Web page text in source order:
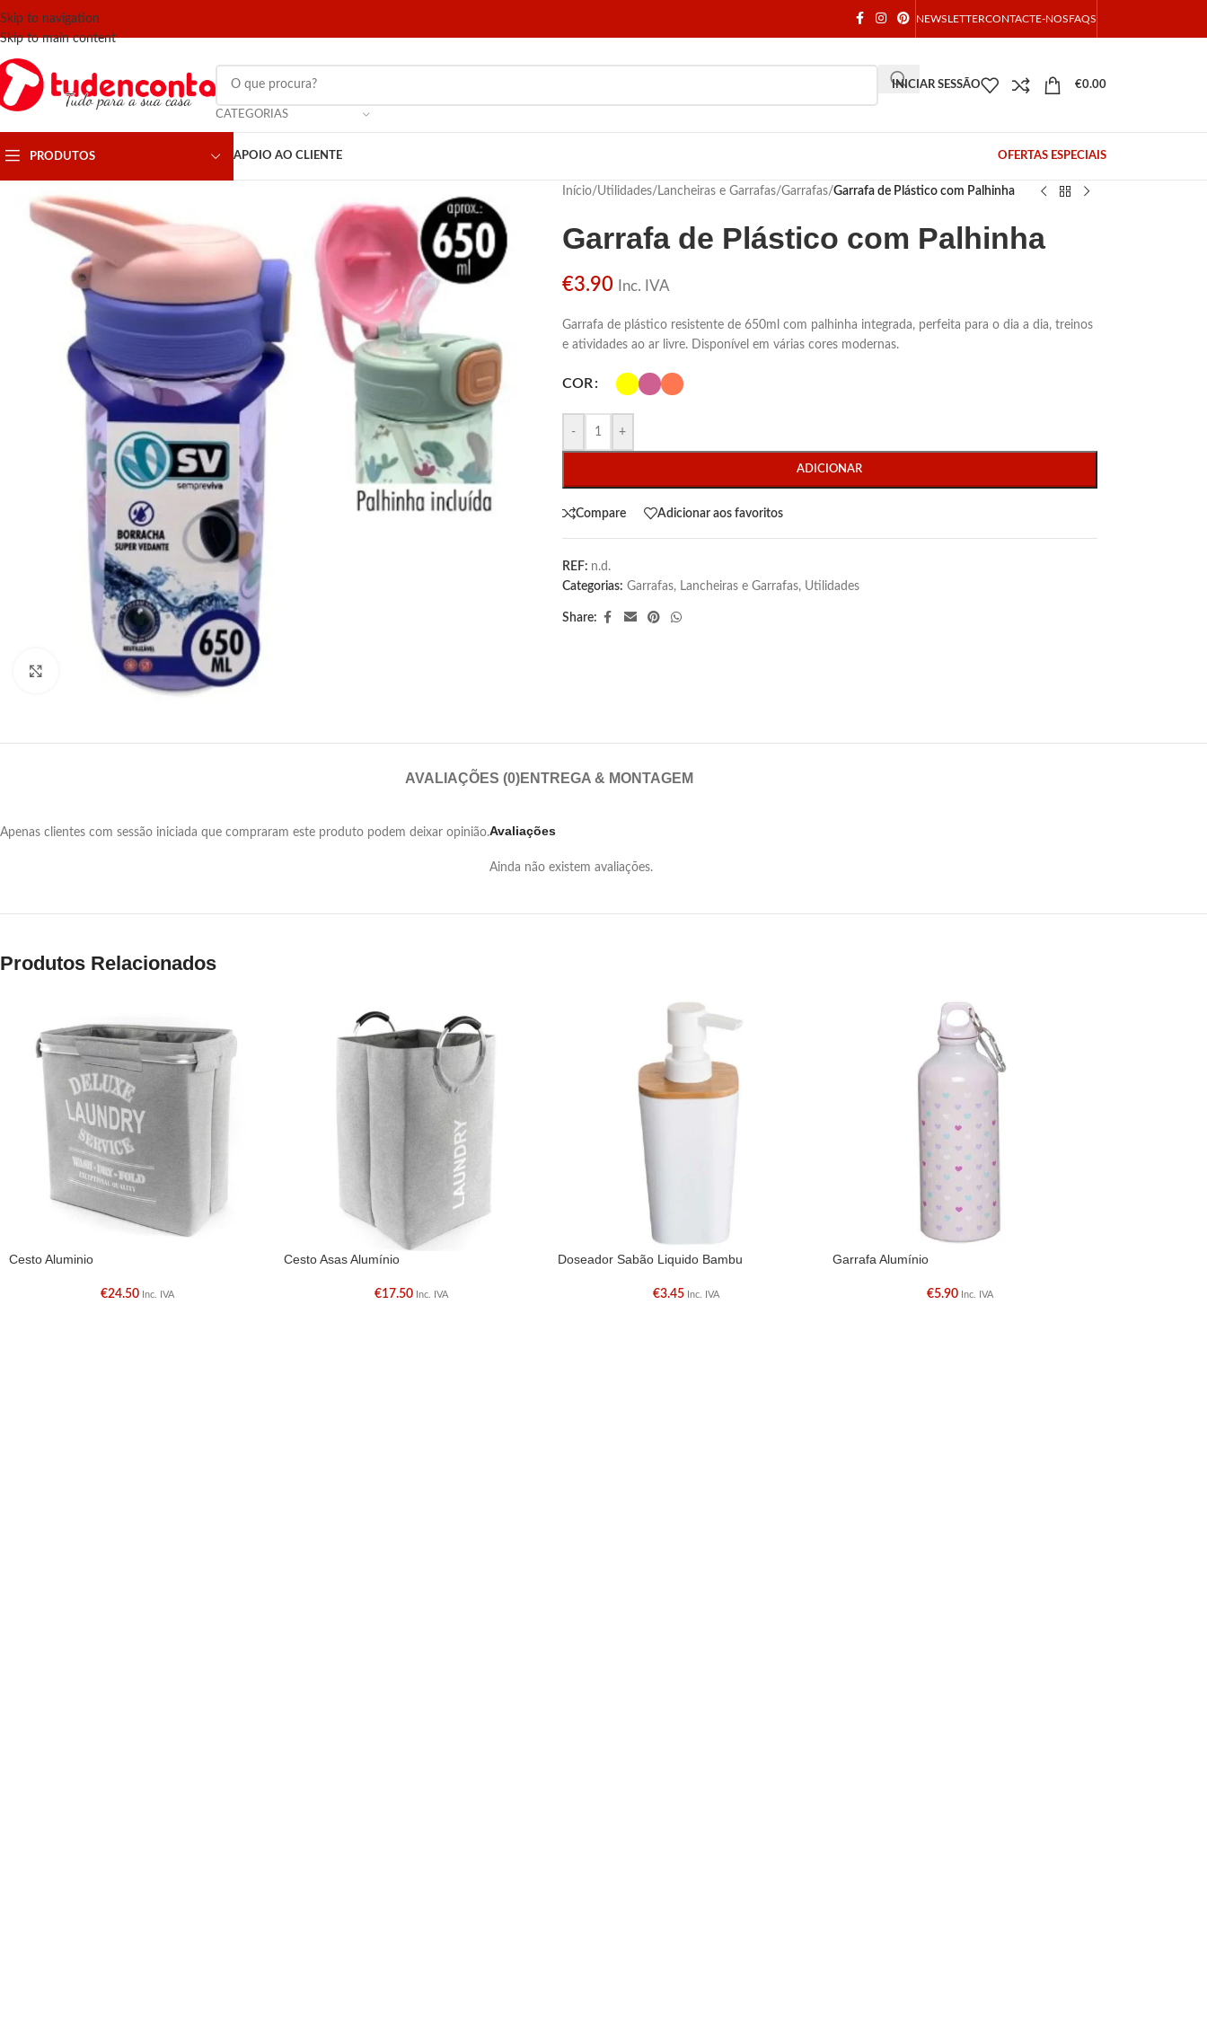
Skip to navigation
Skip to main content
NEWSLETTERCONTACTE-NOSFAQS
CATEGORIAS
INICIAR SESSÃO €0.00
PRODUTOS APOIO AO CLIENTE OFERTAS ESPECIAIS
Click para aumentar
Início/Utilidades/ Lancheiras e Garrafas/Garrafas/Garrafa de Plástico com Palhinha
Garrafa de Plástico com Palhinha
€3.90 Inc. IVA
Garrafa de plástico resistente de 650ml com palhinha integrada, perfeita para o dia a dia, treinos
e atividades ao ar livre. Disponível em várias cores modernas.
COR
- +
ADICIONAR
Compare Adicionar aos favoritos
REF: n.d.
Categorias: Garrafas, Lancheiras e Garrafas, Utilidades
Share:
AVALIAÇÕES (0)ENTREGA & MONTAGEM
Avaliações
Ainda não existem avaliações.
Apenas clientes com sessão iniciada que compraram este produto podem deixar opinião.
Produtos Relacionados
Cesto Aluminio
€24.50 Inc. IVA
Cesto Asas Alumínio
€17.50 Inc. IVA
Doseador Sabão Liquido Bambu
€3.45 Inc. IVA
Garrafa Alumínio
€5.90 Inc. IVA